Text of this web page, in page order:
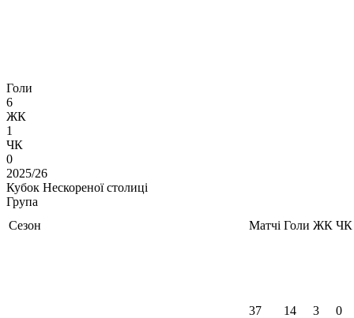
Голи
6
ЖК
1
ЧК
0
2025/26
Кубок Нескореної столиці
Група
Сезон
Матчі Голи ЖК ЧК
37 14 3 0